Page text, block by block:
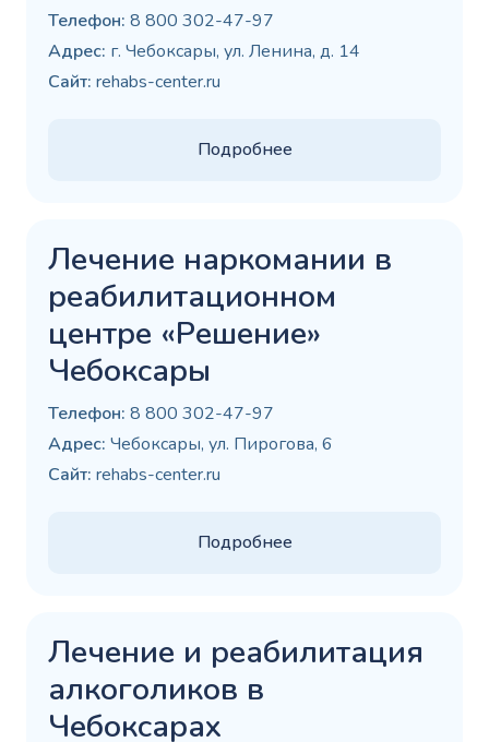
Телефон: 8 800 302-47-97
Адрес: г. Чебоксары, ул. Ленина, д. 14
Сайт: rehabs-center.ru
Подробнее
Лечение наркомании в
реабилитационном
центре «Решение»
Чебоксары
Телефон: 8 800 302-47-97
Адрес: Чебоксары, ул. Пирогова, 6
Сайт: rehabs-center.ru
Подробнее
Лечение и реабилитация
алкоголиков в
Чебоксарах